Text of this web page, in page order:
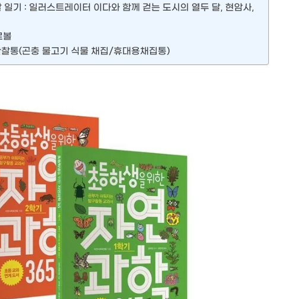
기 : 일러스트레이터 이다와 함께 걷는 도시의 열두 달, 현암사,
볼
통(곤충 물고기 식물 채집/휴대용채집통)